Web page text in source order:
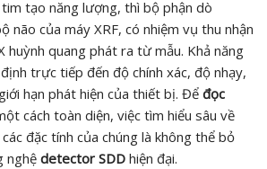
tạo năng lượng, thì bộ phận dò
não của máy XRF, có nhiệm vụ thu nhận
huỳnh quang phát ra từ mẫu. Khả năng
trực tiếp đến độ chính xác, độ nhạy,
hạn phát hiện của thiết bị. Để đọc
cách toàn diện, việc tìm hiểu sâu về
đặc tính của chúng là không thể bỏ
nghệ detector SDD hiện đại.